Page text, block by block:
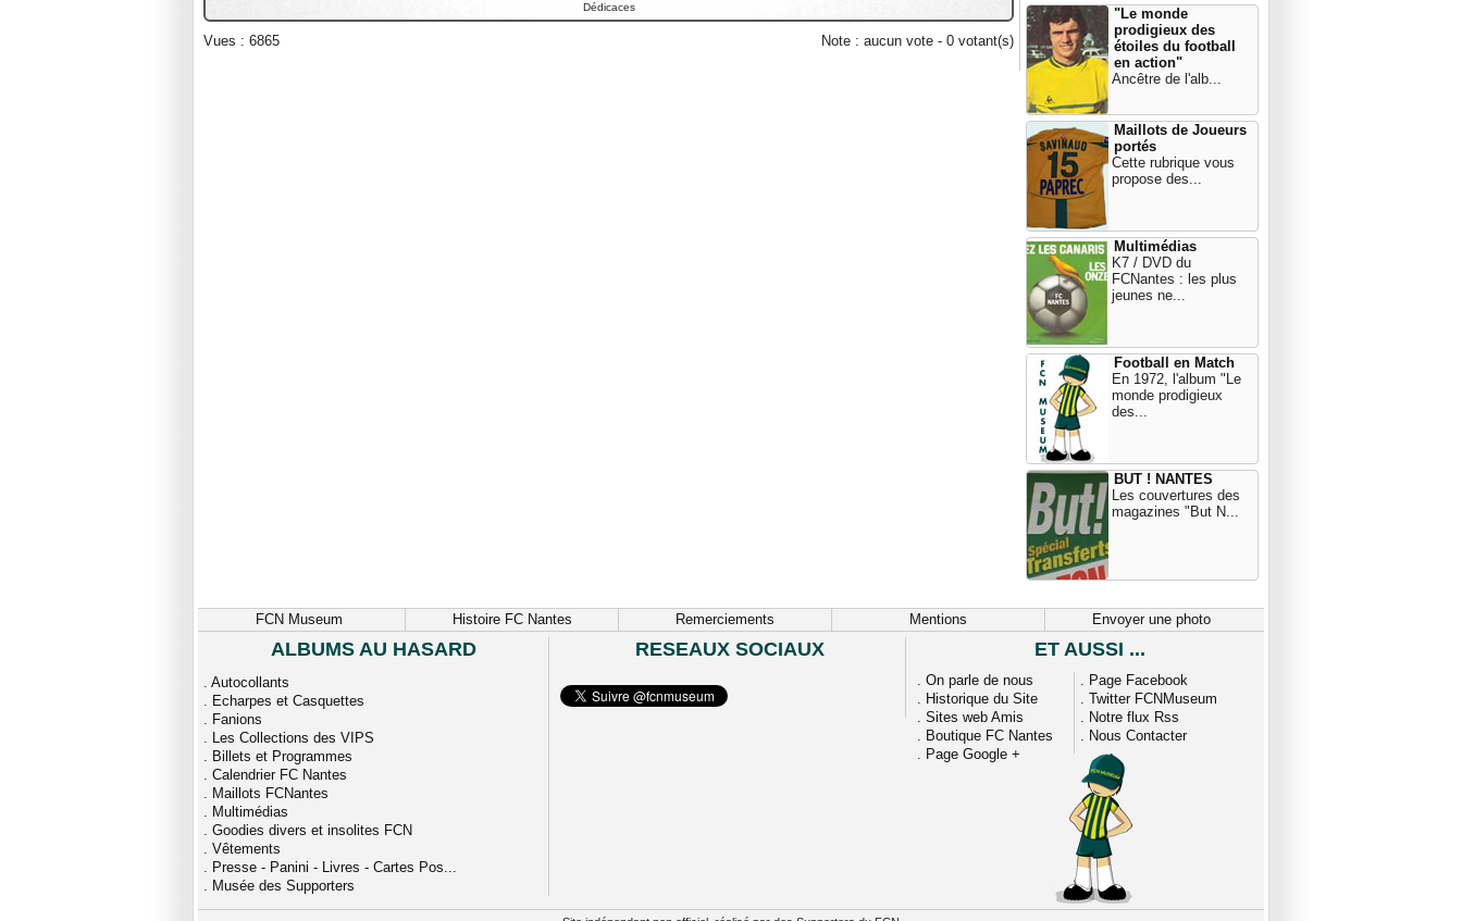
Dédicaces
Vues : 6865 Note : aucun vote - 0 votant(s)
"Le monde
prodigieux des
étoiles du football
en action"
Ancêtre de l'alb...
Maillots de Joueurs
portés
Cette rubrique vous
propose des...
Multimédias
K7 / DVD du
FCNantes : les plus
jeunes ne...
Football en Match
En 1972, l'album "Le
monde prodigieux
des...
BUT ! NANTES
Les couvertures des
magazines "But N...
FCN Museum Histoire FC Nantes Remerciements Mentions Envoyer une photo
ALBUMS AU HASARD
. Autocollants
. Echarpes et Casquettes
. Fanions
. Les Collections des VIPS
. Billets et Programmes
. Calendrier FC Nantes
. Maillots FCNantes
. Multimédias
. Goodies divers et insolites FCN
. Vêtements
. Presse - Panini - Livres - Cartes Pos...
. Musée des Supporters
RESEAUX SOCIAUX ET AUSSI ...
. On parle de nous
. Historique du Site
. Sites web Amis
. Boutique FC Nantes
. Page Google +
. Page Facebook
. Twitter FCNMuseum
. Notre flux Rss
. Nous Contacter